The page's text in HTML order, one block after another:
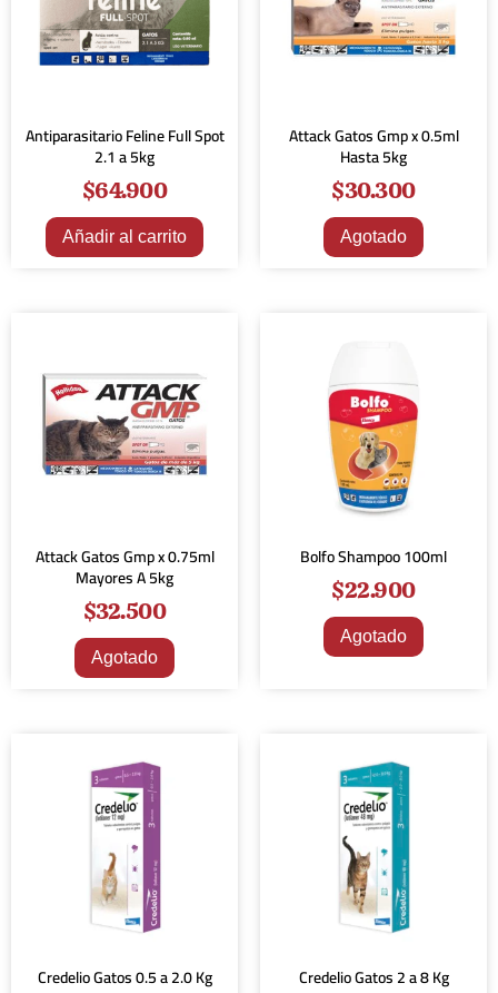
Antiparasitario Feline Full Spot
2.1 a 5kg
$64.900
Añadir al carrito
Attack Gatos Gmp x 0.5ml
Hasta 5kg
$30.300
Agotado
Attack Gatos Gmp x 0.75ml
Mayores A 5kg
$32.500
Agotado
Bolfo Shampoo 100ml
$22.900
Agotado
Credelio Gatos 0.5 a 2.0 Kg
Credelio Gatos 2 a 8 Kg